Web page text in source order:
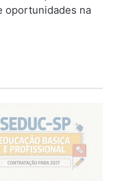
oportunidades na